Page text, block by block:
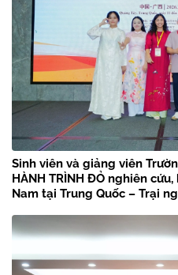
Sinh viên và giảng viên
HÀNH TRÌNH ĐỎ nghiên
Nam tại Trung Quốc – Trại